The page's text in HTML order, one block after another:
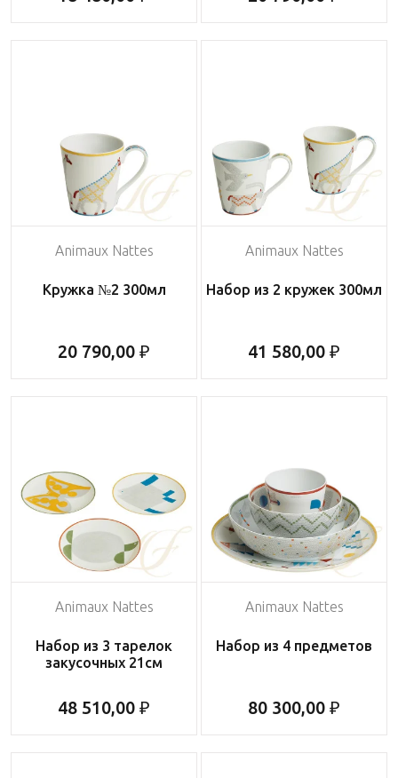
Animaux Nattes
Кружка №2 300мл
20 790,00 ₽
Animaux Nattes
Набор из 2 кружек 300мл
41 580,00 ₽
Animaux Nattes
Набор из 3 тарелок
закусочных 21см
48 510,00 ₽
Animaux Nattes
Набор из 4 предметов
80 300,00 ₽